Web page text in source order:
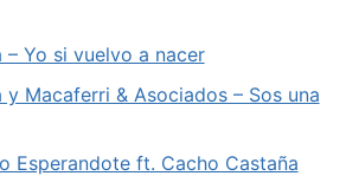
– Yo si vuelvo a nacer
y Macaferri & Asociados – Sos una
Esperandote ft. Cacho Castaña